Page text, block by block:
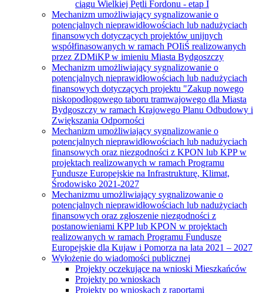
ciągu Wielkiej Pętli Fordonu - etap I
Mechanizm umożliwiający sygnalizowanie o
potencjalnych nieprawidłowościach lub nadużyciach
finansowych dotyczących projektów unijnych
współfinasowanych w ramach POIiŚ realizowanych
przez ZDMiKP w imieniu Miasta Bydgoszczy
Mechanizm umożliwiający sygnalizowanie o
potencjalnych nieprawidłowościach lub nadużyciach
finansowych dotyczących projektu "Zakup nowego
niskopodłogowego taboru tramwajowego dla Miasta
Bydgoszczy w ramach Krajowego Planu Odbudowy i
Zwiększania Odporności
Mechanizm umożliwiający sygnalizowanie o
potencjalnych nieprawidłowościach lub nadużyciach
finansowych oraz niezgodności z KPON lub KPP w
projektach realizowanych w ramach Programu
Fundusze Europejskie na Infrastrukturę, Klimat,
Środowisko 2021-2027
Mechanizmu umożliwiający sygnalizowanie o
potencjalnych nieprawidłowościach lub nadużyciach
finansowych oraz zgłoszenie niezgodności z
postanowieniami KPP lub KPON w projektach
realizowanych w ramach Programu Fundusze
Europejskie dla Kujaw i Pomorza na lata 2021 – 2027
Wyłożenie do wiadomości publicznej
Projekty oczekujące na wnioski Mieszkańców
Projekty po wnioskach
Projekty po wnioskach z raportami